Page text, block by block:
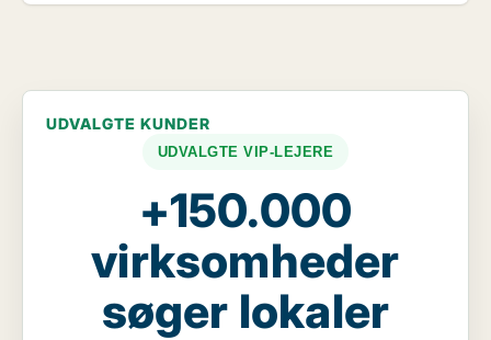
UDVALGTE KUNDER
UDVALGTE VIP-LEJERE
+150.000
virksomheder
søger lokaler